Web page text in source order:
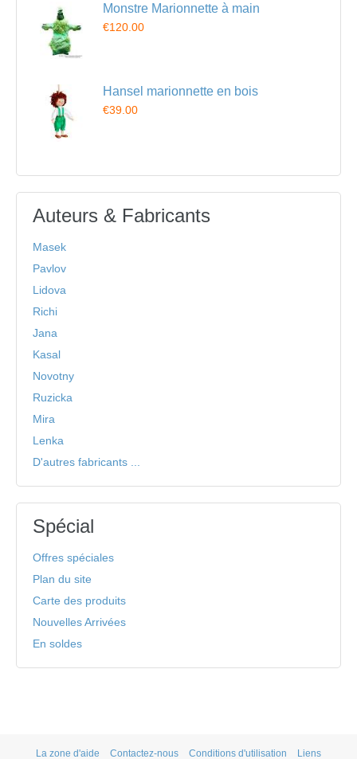
Monstre Marionnette à main
€120.00
Hansel marionnette en bois
€39.00
Auteurs & Fabricants
Masek
Pavlov
Lidova
Richi
Jana
Kasal
Novotny
Ruzicka
Mira
Lenka
D'autres fabricants ...
Spécial
Offres spéciales
Plan du site
Carte des produits
Nouvelles Arrivées
En soldes
La zone d'aide Contactez-nous Conditions d'utilisation Liens